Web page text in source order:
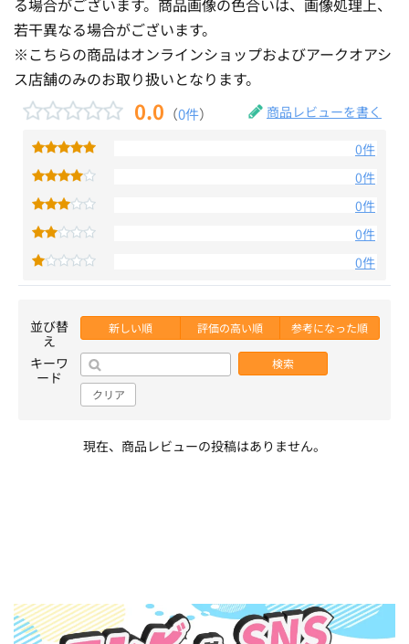
る場合がございます。商品画像の色合いは、画像処理上、
若干異なる場合がございます。
※こちらの商品はオンラインショップおよびアークオアシ
ス店舗のみのお取り扱いとなります。
0.0 （0件） 商品レビューを書く
0件
0件
0件
0件
0件
並び替
え
新しい順 評価の高い順 参考になった順
キーワ
ード
検索
クリア
現在、商品レビューの投稿はありません。